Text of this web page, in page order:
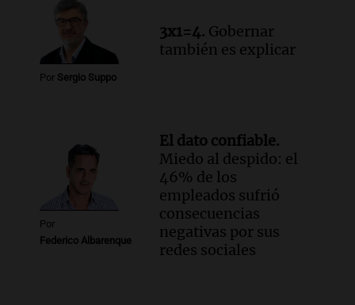
Por Sergio Suppo
3x1=4. Gobernar
también es explicar
Por
Federico Albarenque
El dato confiable.
Miedo al despido: el
46% de los
empleados sufrió
consecuencias
negativas por sus
redes sociales